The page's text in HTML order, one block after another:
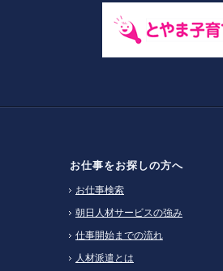
お仕事をお探しの方へ
お仕事検索
朝日人材サービスの強み
仕事開始までの流れ
人材派遣とは